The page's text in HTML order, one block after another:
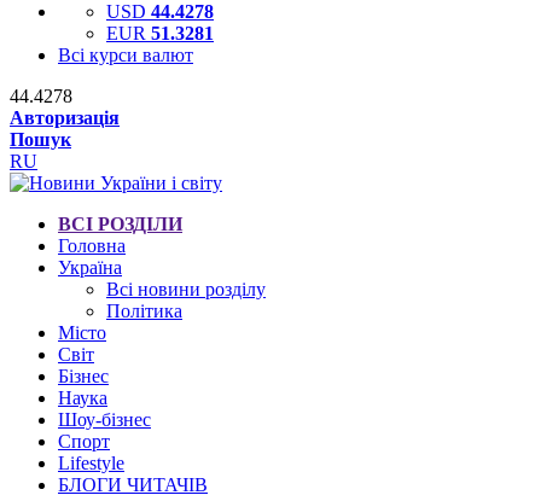
USD 44.4278
EUR 51.3281
Всі курси валют
44.4278
Авторизація
Пошук
RU
ВСІ РОЗДІЛИ
Головна
Україна
Всі новини розділу
Політика
Місто
Світ
Бізнес
Наука
Шоу-бізнес
Спорт
Lifestyle
БЛОГИ ЧИТАЧІВ